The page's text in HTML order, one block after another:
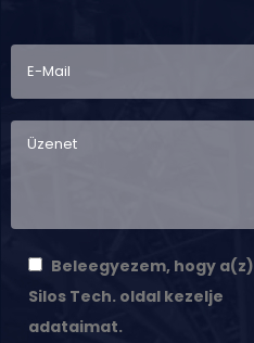
Beleegyezem, hogy a(z)
Silos Tech. oldal kezelje
adataimat.